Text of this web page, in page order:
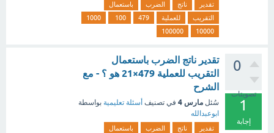
تقدير ناتج الضرب
باستعمال
التقريب
للعملية 479
100
1000
10000
100000
0
تصويتات
1
إجابة
تقدير ناتج الضرب باستعمال
التقريب للعملية 479×21 هو ؟ - مع
الشرح
سُئل مارس 4 في تصنيف أسئلة تعليمية بواسطة
ابوعبدالله
تقدير ناتج الضرب
باستعمال